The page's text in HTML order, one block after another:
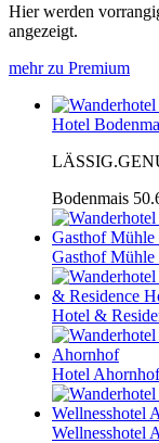
Hier werden
angezeigt.
mehr zu Premium
Hotel
Bodenmais
Gasthof
Hotel &
Hotel Ahornhof
Wellnesshotel